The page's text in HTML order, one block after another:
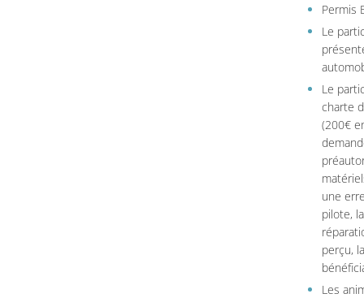
Permis
Le
Le
charte
(200€
une
pilote,
perçu,
Les